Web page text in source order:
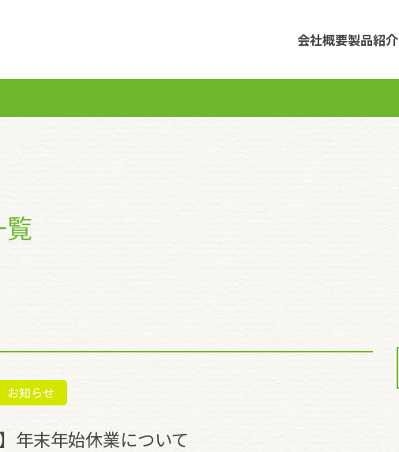
会社概要製品紹介
お知らせ
年末年始休業について